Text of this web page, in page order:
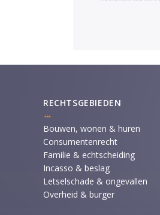
RECHTSGEBIEDEN
Bouwen, wonen & huren
Consumentenrecht
Familie & echtscheiding
Incasso & beslag
Letselschade & ongevallen
Overheid & burger